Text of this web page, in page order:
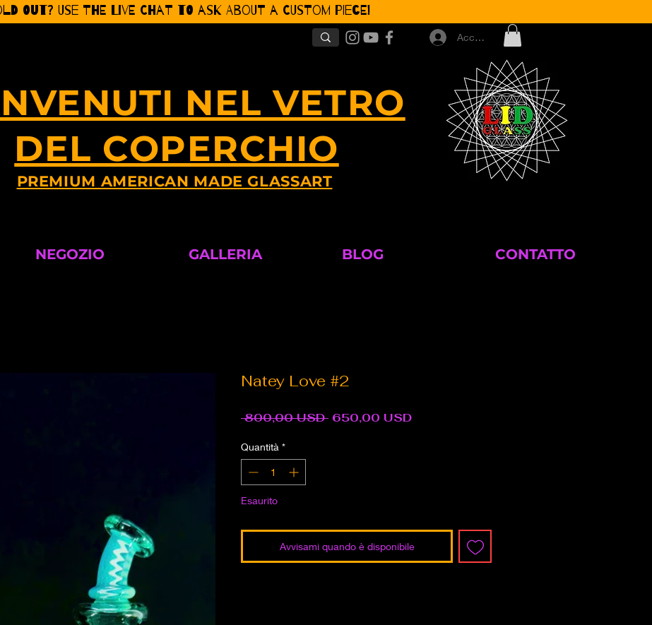
Out? Use the Live CHat to ask about a Custom Piece!
Accedi
NEL VETRO
DEL COPERCHIO
PREMIUM AMERICAN MADE GLASSART
NEGOZIO GALLERIA BLOG CONTATTO
Natey Love #2
800,00 USD Prezzo
650,00 USDPrezzo
Quantità *
Esaurito
Avvisami quando è disponibile